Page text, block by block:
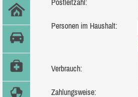
Postleitzahl:
Personen im Haushalt:
Verbrauch:
Zahlungsweise: